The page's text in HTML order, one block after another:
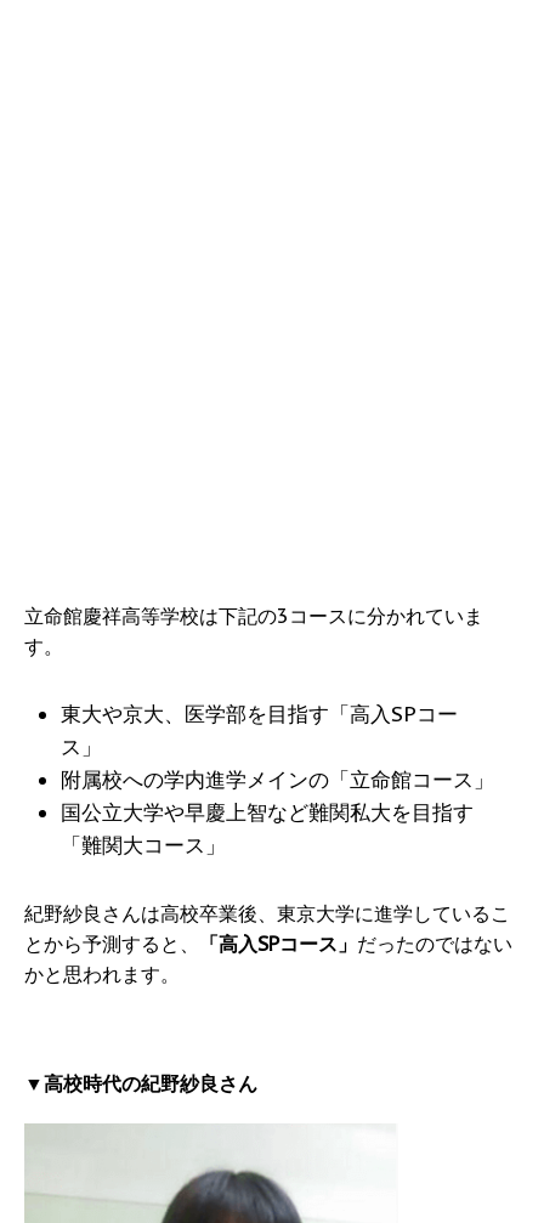
立命館慶祥高等学校は下記の3コースに分かれていま
す。
東大や京大、医学部を目指す「高入SPコー
ス」
附属校への学内進学メインの「立命館コース」
国公立大学や早慶上智など難関私大を目指す
「難関大コース」
紀野紗良さんは高校卒業後、東京大学に進学しているこ
とから予測すると、
「高入SPコース」 だったのではない
かと思われます。
▼高校時代の紀野紗良さん